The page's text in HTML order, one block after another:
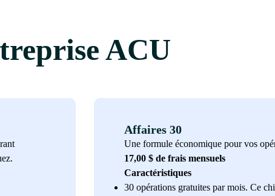
ACU
Affaires 30
Une formule économique pour vos
17,00 $ de frais mensuels
Caractéristiques
30 opérations gratuites par mois. Ce